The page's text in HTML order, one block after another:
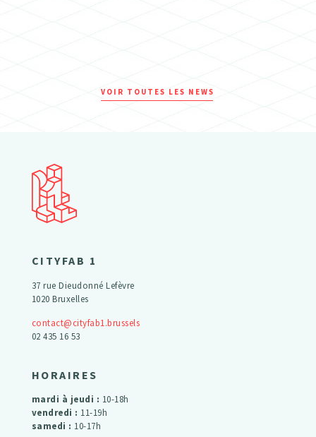
VOIR TOUTES LES NEWS
CITYFAB 1
37 rue Dieudonné Lefèvre
1020 Bruxelles
contact@cityfab1.brussels
02 435 16 53
HORAIRES
mardi à jeudi : 10-18h
vendredi : 11-19h
samedi : 10-17h